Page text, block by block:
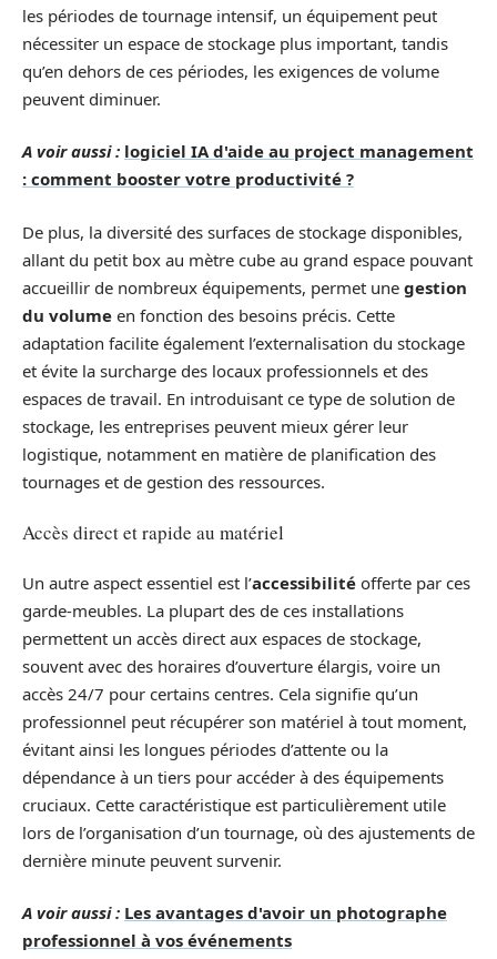
les périodes de tournage intensif, un équipement peut
nécessiter un espace de stockage plus important, tandis
qu’en dehors de ces périodes, les exigences de volume
peuvent diminuer.
A voir aussi : logiciel IA d'aide au project management
: comment booster votre productivité ?
De plus, la diversité des surfaces de stockage disponibles,
allant du petit box au mètre cube au grand espace pouvant
accueillir de nombreux équipements, permet une gestion
du volume en fonction des besoins précis. Cette
adaptation facilite également l’externalisation du stockage
et évite la surcharge des locaux professionnels et des
espaces de travail. En introduisant ce type de solution de
stockage, les entreprises peuvent mieux gérer leur
logistique, notamment en matière de planification des
tournages et de gestion des ressources.
Accès direct et rapide au matériel
Un autre aspect essentiel est l’accessibilité offerte par ces
garde-meubles. La plupart des de ces installations
permettent un accès direct aux espaces de stockage,
souvent avec des horaires d’ouverture élargis, voire un
accès 24/7 pour certains centres. Cela signifie qu’un
professionnel peut récupérer son matériel à tout moment,
évitant ainsi les longues périodes d’attente ou la
dépendance à un tiers pour accéder à des équipements
cruciaux. Cette caractéristique est particulièrement utile
lors de l’organisation d’un tournage, où des ajustements de
dernière minute peuvent survenir.
A voir aussi : Les avantages d'avoir un photographe
professionnel à vos événements